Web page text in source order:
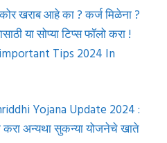
खराब आहे का ? कर्ज मिळेना ?
या सोप्या टिप्स फॉलो करा !
Tips 2024 In
Yojana Update 2024 :
अन्यथा सुकन्या योजनेचे खाते